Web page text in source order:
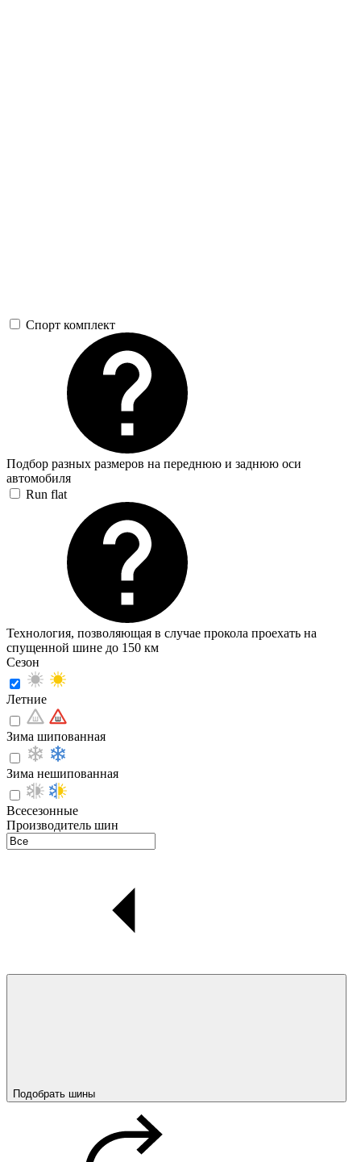
Спорт комплект
Подбор разных размеров на переднюю и заднюю оси
автомобиля
Run flat
Технология, позволяющая в случае прокола проехать на
спущенной шине до 150 км
Сезон
Летние
Зима шипованная
Зима нешипованная
Всесезонные
Производитель шин
Подобрать шины